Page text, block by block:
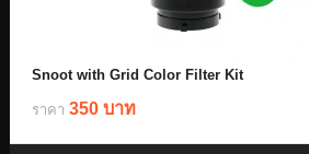
Snoot with Grid Color Filter Kit
ราคา 350 บาท